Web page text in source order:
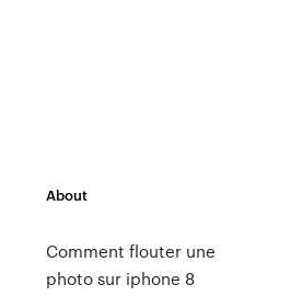
About
Comment flouter une
photo sur iphone 8